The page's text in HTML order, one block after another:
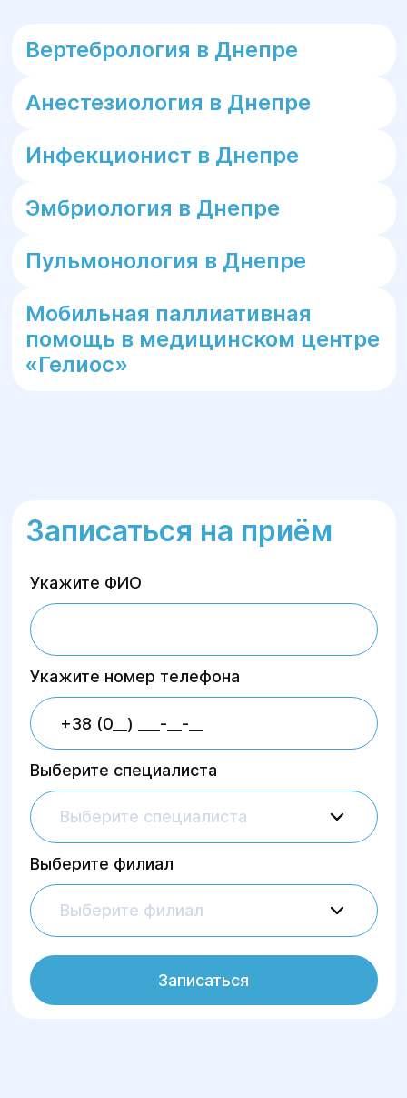
Вертебрология в Днепре
Анестезиология в Днепре
Инфекционист в Днепре
Эмбриология в Днепре
Пульмонология в Днепре
Мобильная паллиативная
помощь в медицинском центре
«Гелиос»
Записаться на приём
Укажите ФИО
Укажите номер телефона
Выберите специалиста
Выберите специалиста
Выберите филиал
Выберите филиал
Записаться